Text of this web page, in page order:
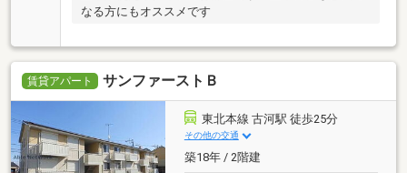
なる方にもオススメです
賃貸アパート サンファーストＢ
東北本線 古河駅 徒歩25分
その他の交通
築18年 / 2階建